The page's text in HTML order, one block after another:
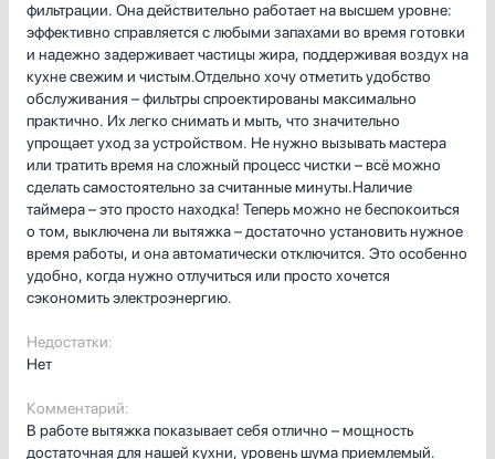
фильтрации. Она действительно работает на высшем уровне:
эффективно справляется с любыми запахами во время готовки
и надежно задерживает частицы жира, поддерживая воздух на
кухне свежим и чистым.Отдельно хочу отметить удобство
обслуживания – фильтры спроектированы максимально
практично. Их легко снимать и мыть, что значительно
упрощает уход за устройством. Не нужно вызывать мастера
или тратить время на сложный процесс чистки – всё можно
сделать самостоятельно за считанные минуты.Наличие
таймера – это просто находка! Теперь можно не беспокоиться
о том, выключена ли вытяжка – достаточно установить нужное
время работы, и она автоматически отключится. Это особенно
удобно, когда нужно отлучиться или просто хочется
сэкономить электроэнергию.
Недостатки:
Нет
Комментарий:
В работе вытяжка показывает себя отлично – мощность
достаточная для нашей кухни, уровень шума приемлемый.